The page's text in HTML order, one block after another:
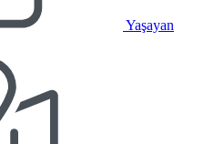
Yaşayan